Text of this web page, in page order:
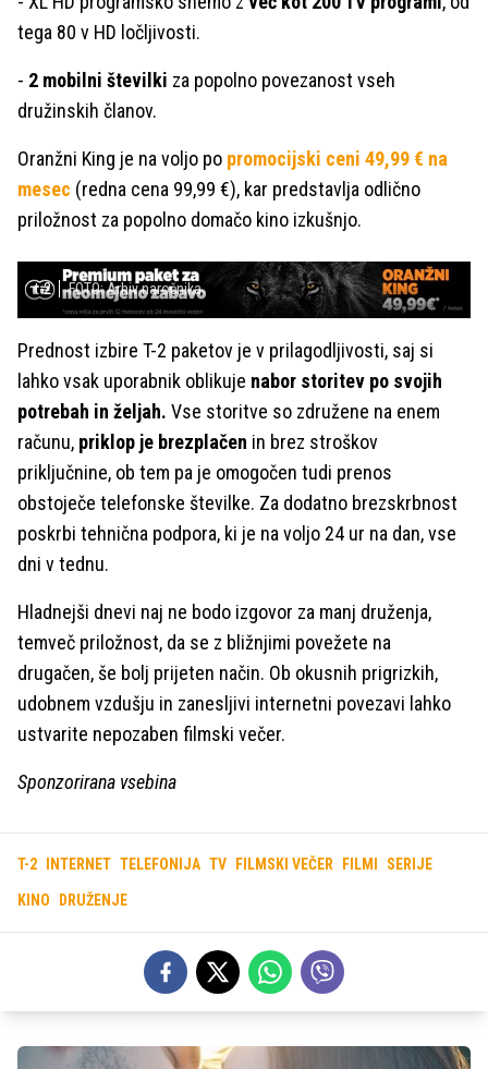
tega 80 v HD ločljivosti.
- 2 mobilni številki za popolno povezanost vseh
družinskih članov.
Oranžni King je na voljo po promocijski ceni 49,99 € na
mesec (redna cena 99,99 €), kar predstavlja odlično
priložnost za popolno domačo kino izkušnjo.
t-2 FOTO: Arhiv naročnika
Prednost izbire T-2 paketov je v prilagodljivosti, saj si
lahko vsak uporabnik oblikuje nabor storitev po svojih
potrebah in željah. Vse storitve so združene na enem
računu, priklop je brezplačen in brez stroškov
priključnine, ob tem pa je omogočen tudi prenos
obstoječe telefonske številke. Za dodatno brezskrbnost
poskrbi tehnična podpora, ki je na voljo 24 ur na dan, vse
dni v tednu.
Hladnejši dnevi naj ne bodo izgovor za manj druženja,
temveč priložnost, da se z bližnjimi povežete na
drugačen, še bolj prijeten način. Ob okusnih prigrizkih,
udobnem vzdušju in zanesljivi internetni povezavi lahko
ustvarite nepozaben filmski večer.
Sponzorirana vsebina
T-2 INTERNET TELEFONIJA TV FILMSKI VEČER FILMI SERIJE
KINO DRUŽENJE